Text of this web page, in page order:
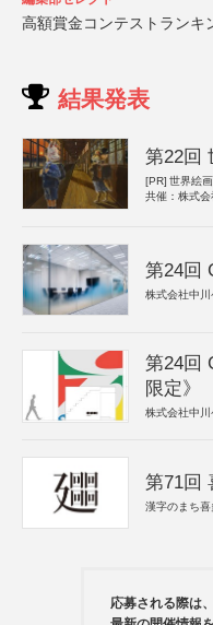
高額賞金コンテストランキ
結果発表
第22回
[PR] 世界絵
共催：株式
第24回
株式会社中
第24回
限定》
株式会社中
第71回
漢字のまち喜
応募される際は